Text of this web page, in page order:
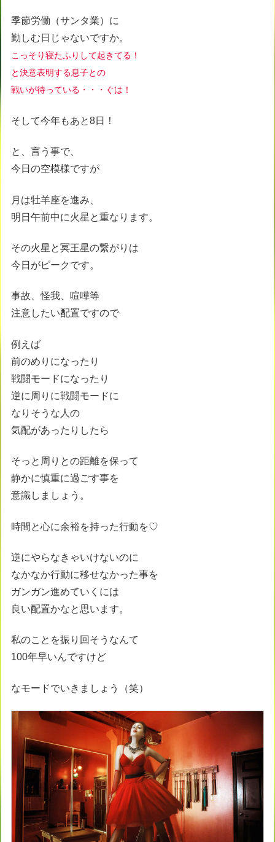
季節労働（サンタ業）に
勤しむ日じゃないですか。
こっそり寝たふりして起きてる！
と決意表明する息子との
戦いが待っている・・・ぐは！
そして今年もあと8日！
と、言う事で、
今日の空模様ですが
月は牡羊座を進み、
明日午前中に火星と重なります。
その火星と冥王星の繋がりは
今日がピークです。
事故、怪我、喧嘩等
注意したい配置ですので
例えば
前のめりになったり
戦闘モードになったり
逆に周りに戦闘モードに
なりそうな人の
気配があったりしたら
そっと周りとの距離を保って
静かに慎重に過ごす事を
意識しましょう。
時間と心に余裕を持った行動を♡
逆にやらなきゃいけないのに
なかなか行動に移せなかった事を
ガンガン進めていくには
良い配置かなと思います。
私のことを振り回そうなんて
100年早いんですけど
なモードでいきましょう（笑）